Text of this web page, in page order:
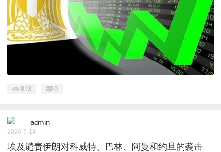
813 0
admin
2026-7-14
埃及谴责伊朗对科威特、巴林、阿曼和约旦的袭击